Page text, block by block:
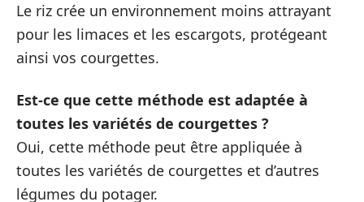
Le riz crée un environnement moins attrayant
pour les limaces et les escargots, protégeant
ainsi vos courgettes.
Est-ce que cette méthode est adaptée à
toutes les variétés de courgettes ?
Oui, cette méthode peut être appliquée à
toutes les variétés de courgettes et d’autres
légumes du potager.